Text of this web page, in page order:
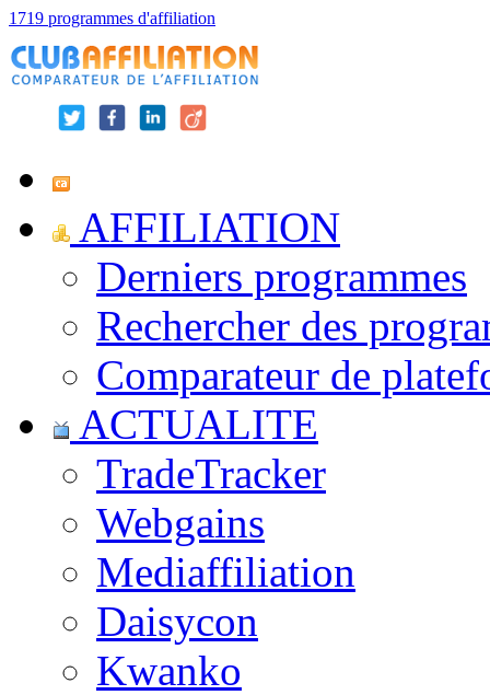
1719 programmes d'affiliation
AFFILIATION
Derniers programmes
Rechercher des
Comparateur de
ACTUALITE
TradeTracker
Webgains
Mediaffiliation
Daisycon
Kwanko